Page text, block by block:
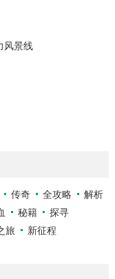
训练来培养对球...
风景线
传奇 全攻略
解析
秘籍
探寻
旅
新征程